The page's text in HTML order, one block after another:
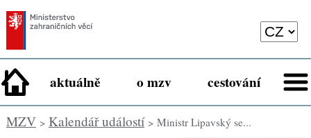
aktuálně o mzv cestování
MZV> Kalendář událostí> Ministr Lipavský se...